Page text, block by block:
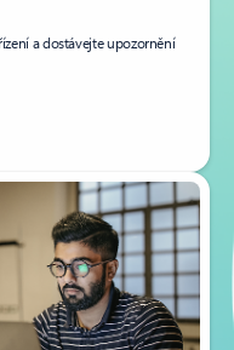
a dostávejte upozornění